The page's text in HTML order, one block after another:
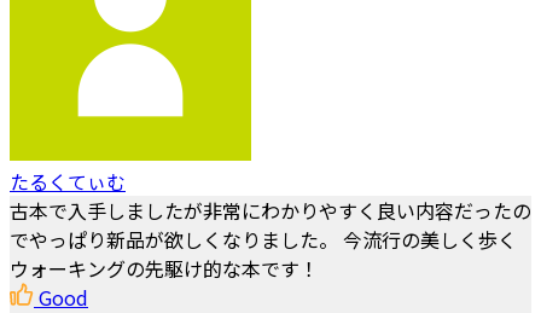
たるくてぃむ
古本で入手しましたが非常にわかりやすく良い内容だったの
でやっぱり新品が欲しくなりました。 今流行の美しく歩く
ウォーキングの先駆け的な本です！
Good